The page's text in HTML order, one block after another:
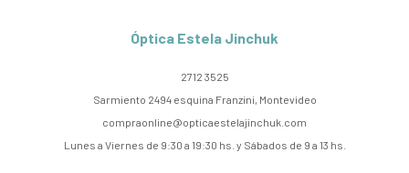
Óptica Estela Jinchuk
2712 3525
Sarmiento 2494 esquina Franzini, Montevideo
compraonline@opticaestelajinchuk.com
Lunes a Viernes de 9:30 a 19:30 hs. y Sábados de 9 a 13 hs.